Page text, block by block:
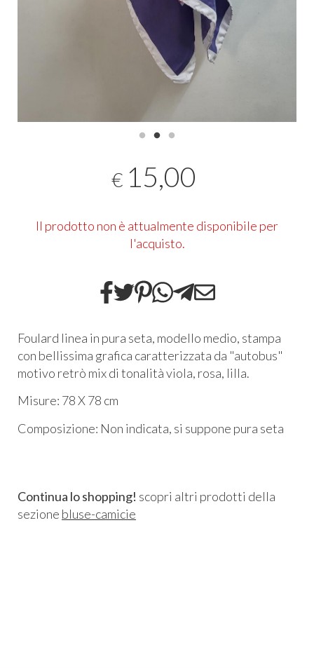
€ 15,00
Il prodotto non è attualmente disponibile per
l'acquisto.
Foulard linea in pura seta, modello medio, stampa
con bellissima grafica caratterizzata da "autobus"
motivo retrò mix di tonalità viola, rosa, lilla.
Misure: 78 X 78 cm
Composizione: Non indicata, si suppone pura seta
Continua lo shopping! scopri altri prodotti della
sezione bluse-camicie